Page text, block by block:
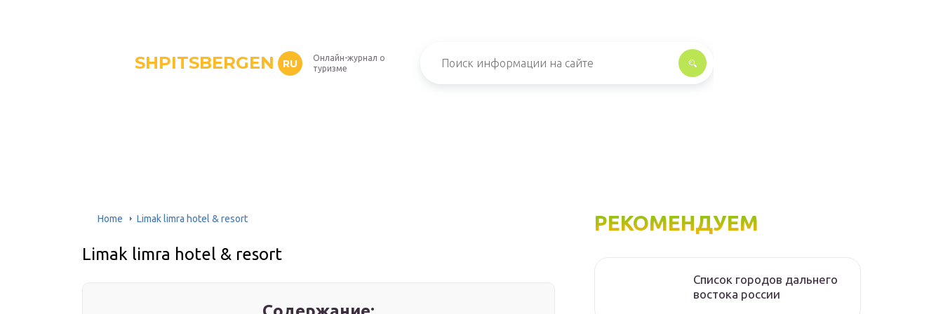
SHPITSBERGEN RU
Онлайн-журнал о
туризме
Home Limak limra hotel & resort
Limak limra hotel & resort
РЕКОМЕНДУЕМ
Список городов дальнего
востока россии